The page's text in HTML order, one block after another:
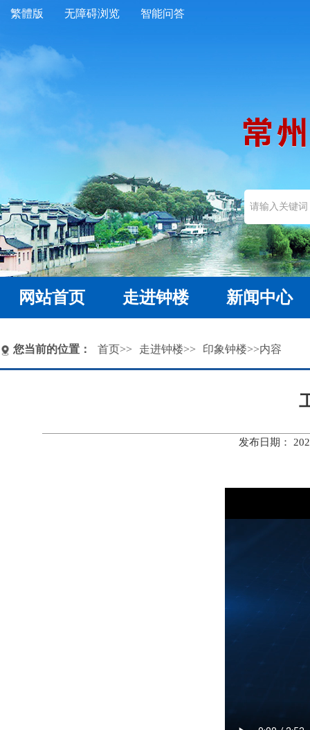
繁體版 无障碍浏览 智能问答
网站首页 走进钟楼 新闻中心
您当前的位置： 首页>> 走进钟楼>> 印象钟楼>>内容
发布日期：